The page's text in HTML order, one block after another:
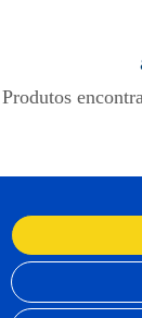
Produtos